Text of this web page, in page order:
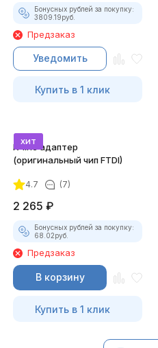
Бонусных рублей за покупку:
3809.19руб.
Предзаказ
Уведомить
Купить в 1 клик
хит
K-line адаптер
(оригинальный чип FTDI)
4.7 (7)
2 265 ₽
Бонусных рублей за покупку:
68.02руб.
Предзаказ
В корзину
Купить в 1 клик